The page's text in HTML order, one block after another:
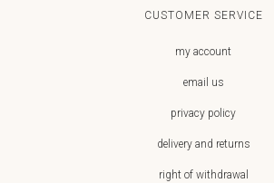
CUSTOMER SERVICE
my account
email us
privacy policy
delivery and returns
right of withdrawal